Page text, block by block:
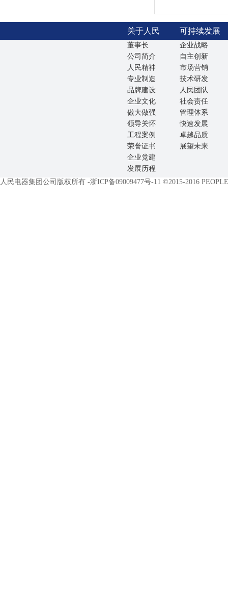
关于人民 可持续发展
董事长
公司简介
人民精神
专业制造
品牌建设
企业文化
做大做强
领导关怀
工程案例
荣誉证书
企业党建
发展历程
企业战略
自主创新
市场营销
技术研发
人民团队
社会责任
管理体系
快速发展
卓越品质
展望未来
人民电器集团公司版权所有 -浙ICP备09009477号-11 ©2015-2016